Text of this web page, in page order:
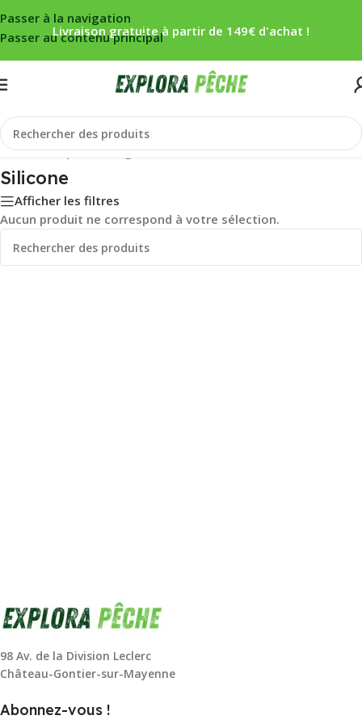
Passer à la navigation
Passer au contenu principal
Livraison gratuite à partir de 149€ d'achat !
Accueil/Carpe/Montage/Gaines/Silicone
Silicone
Afficher les filtres
Aucun produit ne correspond à votre sélection.
98 Av. de la Division Leclerc
Château-Gontier-sur-Mayenne
Abonnez-vous !